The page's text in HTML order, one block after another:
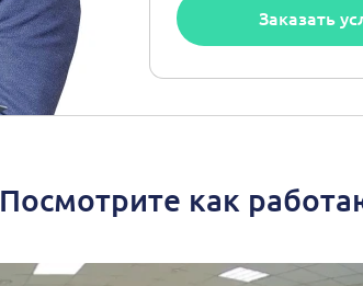
Заказать
Посмотрите как